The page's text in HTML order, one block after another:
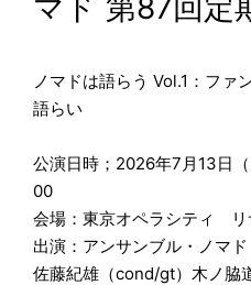
マド 第87回定
ノマドは語らう Vol.1：ファ
語らい
公演日時；2026年7月13日
00
会場：東京オペラシティ リ
出演：アンサンブル・ノマド
佐藤紀雄（cond/gt）木ノ脇